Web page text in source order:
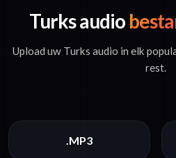
Turks audio
Upload uw Turks audio in elk
rest.
.MP3